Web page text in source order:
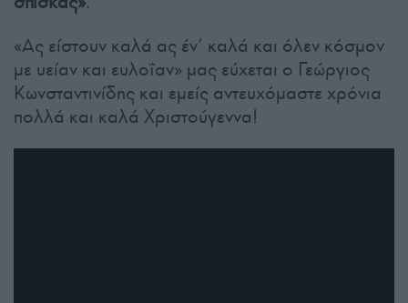
«Ας είστουν καλά ας έν’ καλά και όλεν κόσμον
με υείαν και ευλοΐαν» μας εύχεται ο Γεώργιος
Κωνσταντινίδης και εμείς αντευχόμαστε χρόνια
πολλά και καλά Χριστούγεννα!